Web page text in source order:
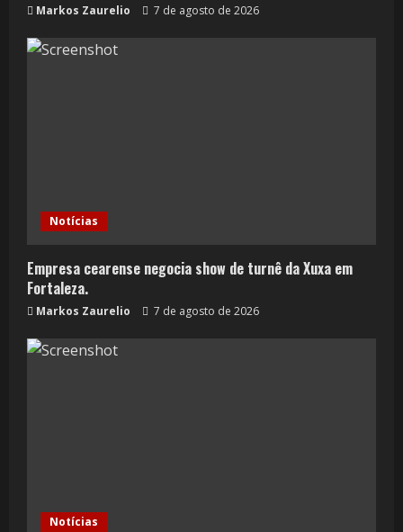
Markos Zaurelio 7 de agosto de 2026
Notícias
Empresa cearense negocia show de turnê da Xuxa em
Fortaleza.
Markos Zaurelio 7 de agosto de 2026
Notícias